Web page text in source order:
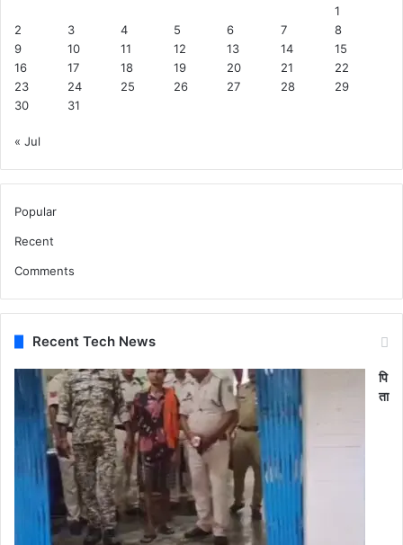
1
2
3 4 5 6 7
8
9
10 11 12 13 14
15
16
17 18 19 20 21
22
23
24 25 26 27 28
29
30
31
« Jul
Popular
Recent
Comments
Recent Tech News
पि
ता